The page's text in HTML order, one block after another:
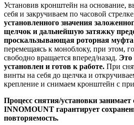
Установив кронштейн на основание,
себя и закручиваем по часовой
установленного значения
щелчок и дальнейшую затяжку
проскальзывающая роторная муфта
перемещаясь к моноблоку, при этом,
свободно вращается вперед/назад. Это
установлен и готов к работе. При
винты на себя до щелчка и
крепление и снимаем кронштейн с
Процесс снятия/установки
INNOMOUNT гарантирует
повторяемость.